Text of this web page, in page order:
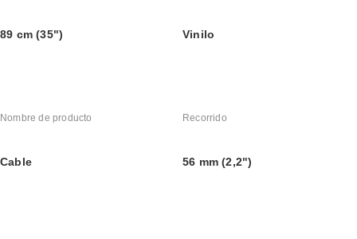
89 cm (35") Vinilo
Nombre de producto
Cable
Recorrido
56 mm (2,2")